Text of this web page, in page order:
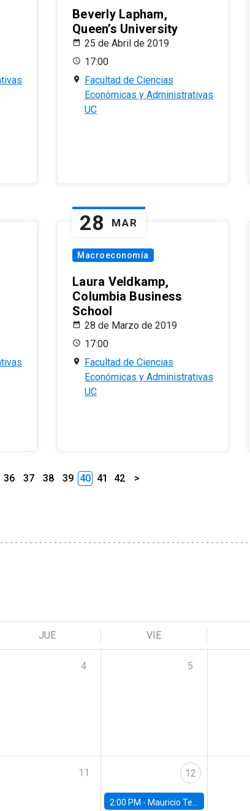
Beverly Lapham,
Queen’s University
25 de Abril de 2019
17:00
Facultad de Ciencias
Económicas y Administrativas
UC
28 MAR
Macroeconomía
Laura Veldkamp,
Columbia Business
School
28 de Marzo de 2019
17:00
Facultad de Ciencias
Económicas y Administrativas
UC
36 37 38 39 40 41 42 >
JUE VIE
4 5
11 12
2:00 PM - Mauricio Tejada, UDP